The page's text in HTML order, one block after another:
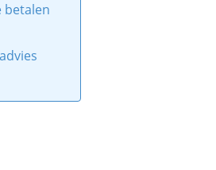
betalen